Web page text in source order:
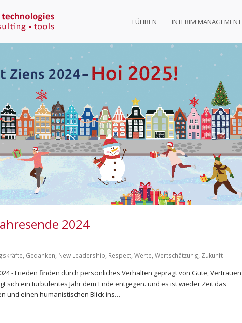
FÜHREN INTERIM MANAGEMENT
2024
, Gedanken, New Leadership, Respect, Werte, Wertschätzung, Zukunft
- Frieden finden durch persönliches Verhalten geprägt von Güte, Vertrauen
sich ein turbulentes Jahr dem Ende entgegen. und es ist wieder Zeit das
und einen humanistischen Blick ins…